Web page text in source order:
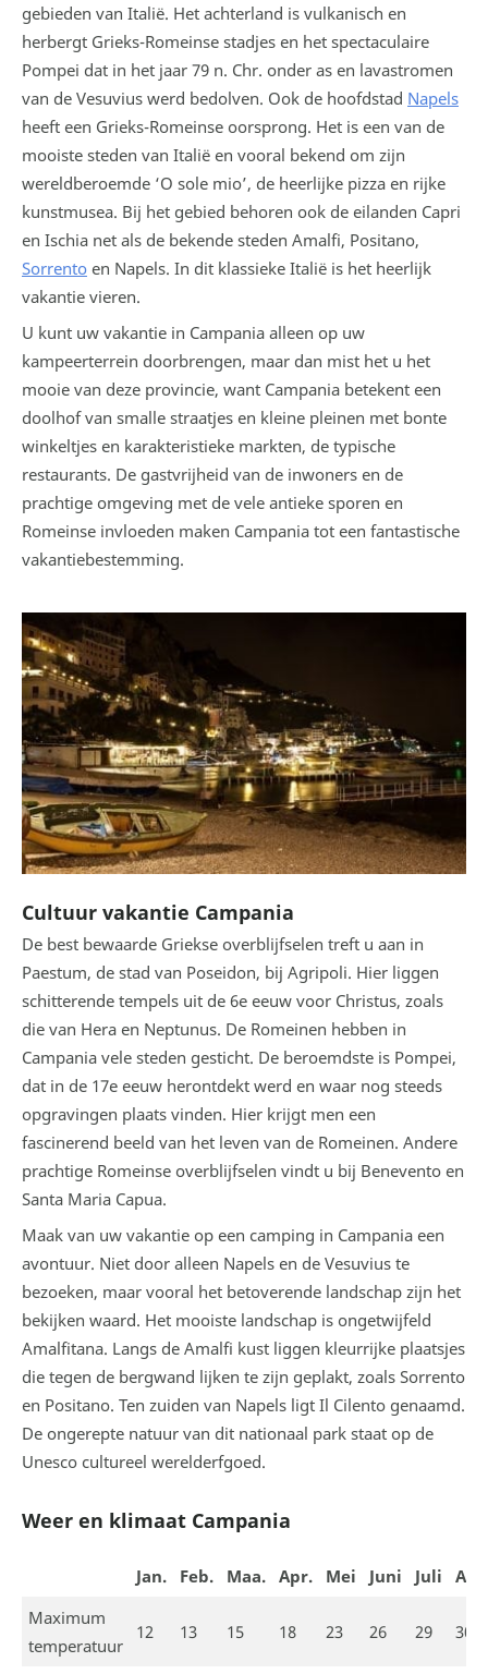
gebieden van Italië. Het achterland is vulkanisch en
herbergt Grieks-Romeinse stadjes en het spectaculaire
Pompei dat in het jaar 79 n. Chr. onder as en lavastromen
van de Vesuvius werd bedolven. Ook de hoofdstad Napels
heeft een Grieks-Romeinse oorsprong. Het is een van de
mooiste steden van Italië en vooral bekend om zijn
wereldberoemde ‘O sole mio’, de heerlijke pizza en rijke
kunstmusea. Bij het gebied behoren ook de eilanden Capri
en Ischia net als de bekende steden Amalfi, Positano,
Sorrento en Napels. In dit klassieke Italië is het heerlijk
vakantie vieren.
U kunt uw vakantie in Campania alleen op uw
kampeerterrein doorbrengen, maar dan mist het u het
mooie van deze provincie, want Campania betekent een
doolhof van smalle straatjes en kleine pleinen met bonte
winkeltjes en karakteristieke markten, de typische
restaurants. De gastvrijheid van de inwoners en de
prachtige omgeving met de vele antieke sporen en
Romeinse invloeden maken Campania tot een fantastische
vakantiebestemming.
Cultuur vakantie Campania
De best bewaarde Griekse overblijfselen treft u aan in
Paestum, de stad van Poseidon, bij Agripoli. Hier liggen
schitterende tempels uit de 6e eeuw voor Christus, zoals
die van Hera en Neptunus. De Romeinen hebben in
Campania vele steden gesticht. De beroemdste is Pompei,
dat in de 17e eeuw herontdekt werd en waar nog steeds
opgravingen plaats vinden. Hier krijgt men een
fascinerend beeld van het leven van de Romeinen. Andere
prachtige Romeinse overblijfselen vindt u bij Benevento en
Santa Maria Capua.
Maak van uw vakantie op een camping in Campania een
avontuur. Niet door alleen Napels en de Vesuvius te
bezoeken, maar vooral het betoverende landschap zijn het
bekijken waard. Het mooiste landschap is ongetwijfeld
Amalfitana. Langs de Amalfi kust liggen kleurrijke plaatsjes
die tegen de bergwand lijken te zijn geplakt, zoals Sorrento
en Positano. Ten zuiden van Napels ligt Il Cilento genaamd.
De ongerepte natuur van dit nationaal park staat op de
Unesco cultureel werelderfgoed.
Weer en klimaat Campania
Jan. Feb. Maa. Apr. Mei Juni Juli
Maximum
temperatuur
12 13 15 18 23 26 29 30